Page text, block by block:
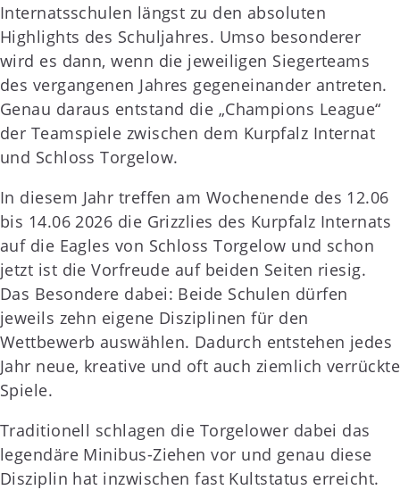
Internatsschulen längst zu den absoluten
Highlights des Schuljahres. Umso besonderer
wird es dann, wenn die jeweiligen Siegerteams
des vergangenen Jahres gegeneinander antreten.
Genau daraus entstand die „Champions League“
der Teamspiele zwischen dem Kurpfalz Internat
und Schloss Torgelow.
In diesem Jahr treffen am Wochenende des 12.06
bis 14.06 2026 die Grizzlies des Kurpfalz Internats
auf die Eagles von Schloss Torgelow und schon
jetzt ist die Vorfreude auf beiden Seiten riesig.
Das Besondere dabei: Beide Schulen dürfen
jeweils zehn eigene Disziplinen für den
Wettbewerb auswählen. Dadurch entstehen jedes
Jahr neue, kreative und oft auch ziemlich verrückte
Spiele.
Traditionell schlagen die Torgelower dabei das
legendäre Minibus-Ziehen vor und genau diese
Disziplin hat inzwischen fast Kultstatus erreicht.